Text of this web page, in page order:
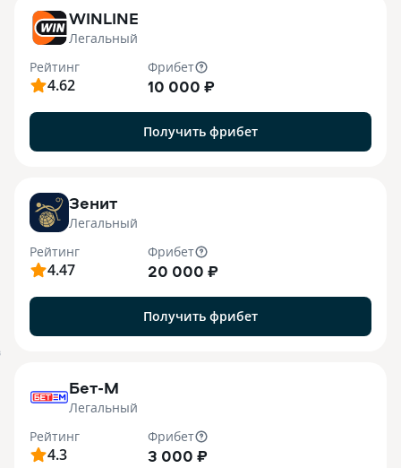
WINLINE
Легальный
Рейтинг
4.62
Фрибет
10 000 ₽
Получить фрибет
Зенит
Легальный
Рейтинг
4.47
Фрибет
20 000 ₽
Получить фрибет
Бет-М
Легальный
Рейтинг
4.3
Фрибет
3 000 ₽